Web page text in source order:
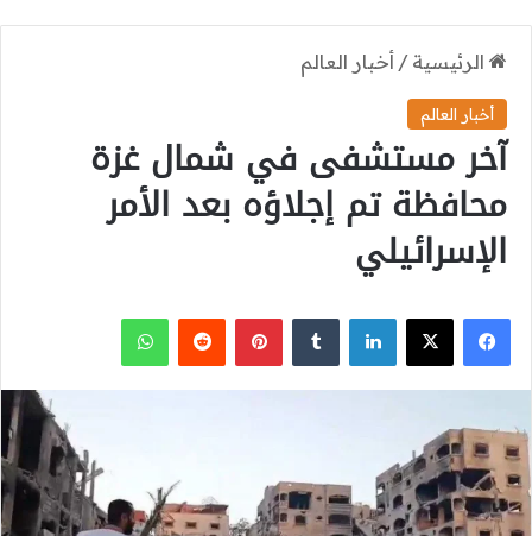
الرئيسية / أخبار العالم
أخبار العالم
آخر مستشفى في شمال غزة
محافظة تم إجلاؤه بعد الأمر
الإسرائيلي
فيسبوك
‫X لينكدإن بينتيريست واتساب